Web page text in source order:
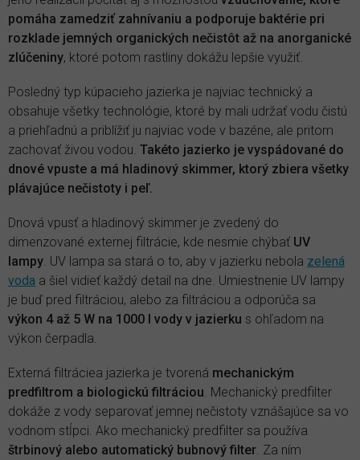
pomáha zamedziť zahnívaniu a podporuje baktérie pri
rozklade jemných organických nečistôt až na anorganické
zlúčeniny, ktoré potom rastliny dokážu lepšie využiť.
Posledný typ kúpacieho jazierka je najviac technický a
obsahuje všetky technológie, ktoré by mali udržať vodu čistú
a priehľadnú a priblížiť ju najviac vode v bazéne, ale pritom
zachovať živou vodou. Takéto jazierko je vyspádované do
dnové vpuste a má hladinový skimmer, ktorý zbiera všetky
plávajúce nečistoty i peľ.
Dnová vpusť a hladinový skimmer je zvedený do
dimenzované externej filtrácie, kde nesmie chýbať UV
lampy . UV lampa sa stará o to, aby v jazierku nebola zelená
voda a šiel vidieť každý detail na dne. Umiestnenie UV lampy
je buď pred filtráciou, alebo za filtráciou a odporúča sa
výkon 4 až 5 W na 1000 l vody v jazierku s ohľadom na
výkon čerpadla.
Externá filtráciea jazierka je tvorená mechanickým
predfiltrom a biologickú filtráciou . Mechanický predfilter
dokáže z vody separovať jemnej nečistoty vznášajúce sa vo
vodnom stĺpci. Ako mechanický predfilter sa používa
štrbinový alebo automatický bubnový filter . Za ním